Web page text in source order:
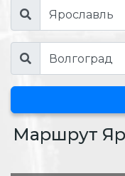
Маршрут